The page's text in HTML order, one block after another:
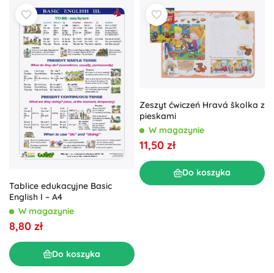
Tablice edukacyjne Basic
English I – A4
W magazynie
8,80 zł
Do koszyka
Zeszyt ćwiczeń Hravá školka z
pieskami
W magazynie
11,50 zł
Do koszyka